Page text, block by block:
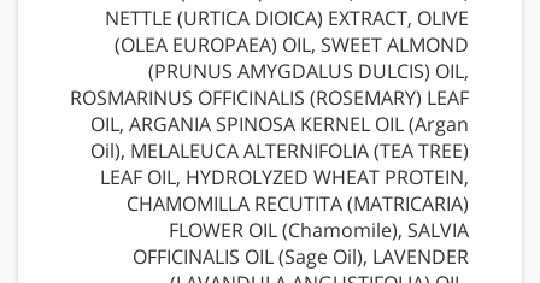
NETTLE (URTICA DIOICA) EXTRACT, OLIVE
(OLEA EUROPAEA) OIL, SWEET ALMOND
(PRUNUS AMYGDALUS DULCIS) OIL,
ROSMARINUS OFFICINALIS (ROSEMARY) LEAF
OIL, ARGANIA SPINOSA KERNEL OIL (Argan
Oil), MELALEUCA ALTERNIFOLIA (TEA TREE)
LEAF OIL, HYDROLYZED WHEAT PROTEIN,
CHAMOMILLA RECUTITA (MATRICARIA)
FLOWER OIL (Chamomile), SALVIA
OFFICINALIS OIL (Sage Oil), LAVENDER